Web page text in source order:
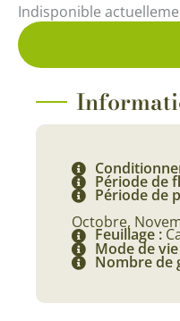
Indisponible
Période de
Période de
Octobre,
Feuillage :
Mode de
Nombre de